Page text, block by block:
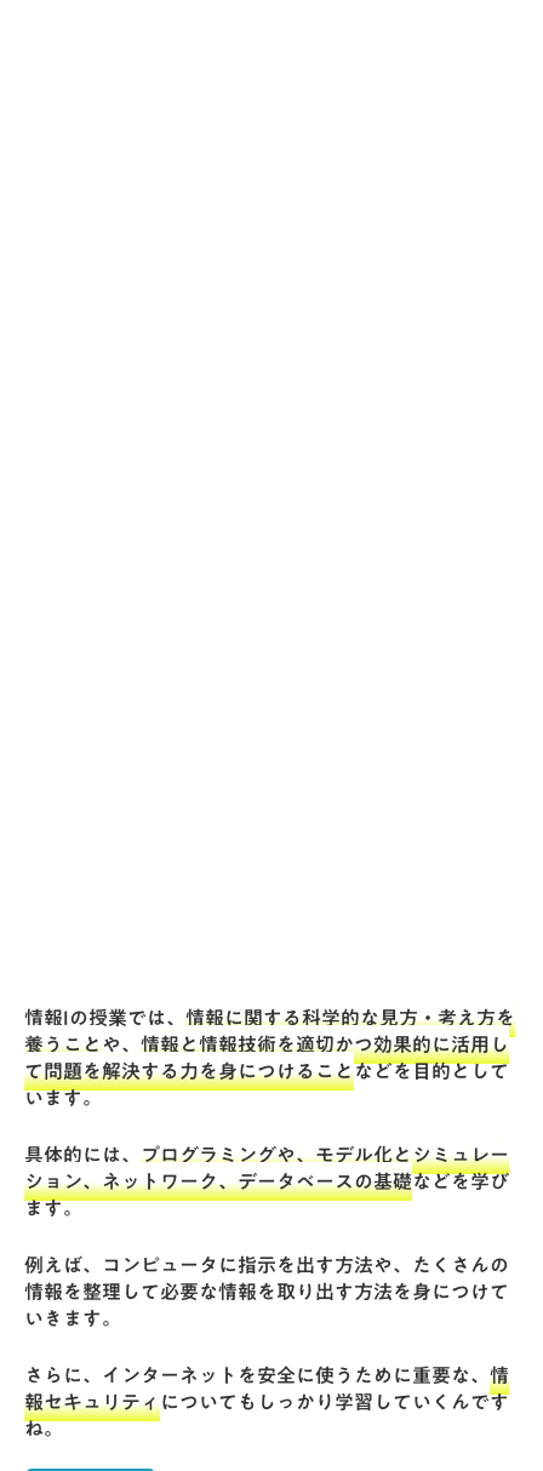
情報Iの授業では、 情報に関する科学的な見方・考え方を
養うことや、 情報と情報技術を適切かつ効果的に活用し
て問題を解決する力を身につけることなどを目的として
います。
具体的には、 プログラミングや、モデル化とシミュレー
ション、ネットワーク、データベースの基礎などを学び
ます。
例えば、コンピュータに指示を出す方法や、たくさんの
情報を整理して必要な情報を取り出す方法を身につけて
いきます。
さらに、インターネットを安全に使うために重要な、 情
報セキュリティについてもしっかり学習していくんです
ね。